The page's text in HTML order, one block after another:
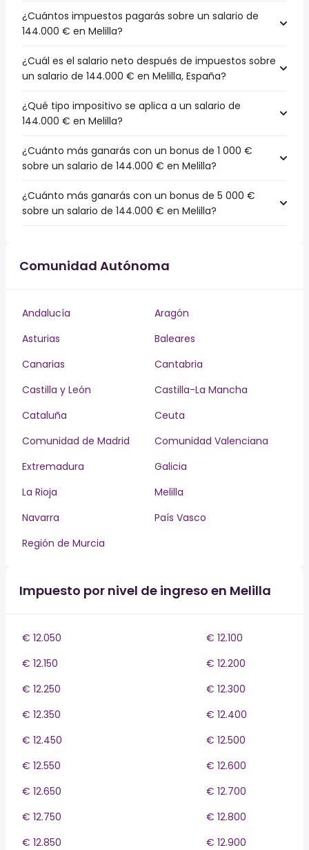
¿Cuántos impuestos pagarás sobre un salario de
144.000 € en Melilla?
¿Cuál es el salario neto después de impuestos sobre
un salario de 144.000 € en Melilla, España?
¿Qué tipo impositivo se aplica a un salario de
144.000 € en Melilla?
¿Cuánto más ganarás con un bonus de 1 000 €
sobre un salario de 144.000 € en Melilla?
¿Cuánto más ganarás con un bonus de 5 000 €
sobre un salario de 144.000 € en Melilla?
Comunidad Autónoma
Andalucía
Aragón
Asturias
Baleares
Canarias
Cantabria
Castilla y León
Castilla-La Mancha
Cataluña
Ceuta
Comunidad de Madrid
Comunidad Valenciana
Extremadura
Galicia
La Rioja
Melilla
Navarra
País Vasco
Región de Murcia
Impuesto por nivel de ingreso en Melilla
€ 12.050
€ 12.100
€ 12.150
€ 12.200
€ 12.250
€ 12.300
€ 12.350
€ 12.400
€ 12.450
€ 12.500
€ 12.550
€ 12.600
€ 12.650
€ 12.700
€ 12.750
€ 12.800
€ 12.850
€ 12.900